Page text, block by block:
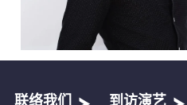
联络我们 到访演艺